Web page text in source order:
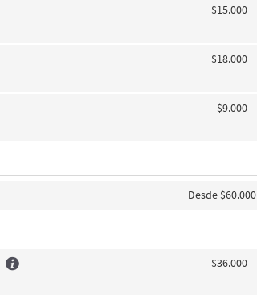
$15.000
$18.000
$9.000
Desde $60.000
$36.000